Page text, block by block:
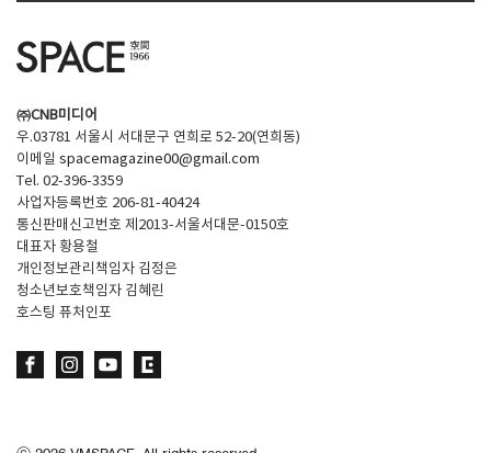
㈜CNB미디어
우.03781 서울시 서대문구 연희로 52-20(연희동)
이메일 spacemagazine00@gmail.com
Tel. 02-396-3359
사업자등록번호 206-81-40424
통신판매신고번호 제2013-서울서대문-0150호
대표자 황용철
개인정보관리책임자 김정은
청소년보호책임자 김혜린
호스팅 퓨처인포